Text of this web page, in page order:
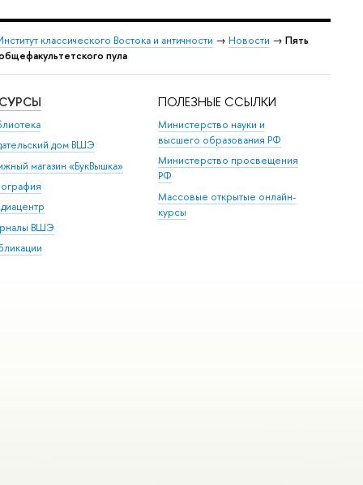
классического Востока и античности → Новости → Пять
пула
дом ВШЭ
магазин «БукВышка»
ВШЭ
ПОЛЕЗНЫЕ ССЫЛКИ
Министерство науки и
высшего образования РФ
Министерство просвещения
РФ
Массовые открытые онлайн-
курсы